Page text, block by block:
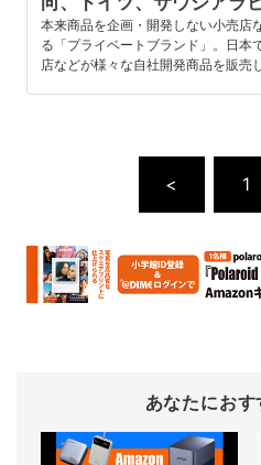
ジプトなどで顕著
本来商品を企画・開発しない小売店
る「プライベートブランド」。日本
店などが様々な自社開発商品を販売
< 1
あなたにお